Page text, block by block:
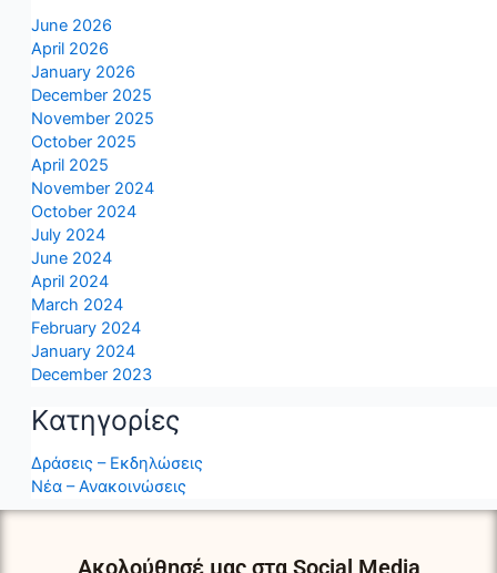
June 2026
April 2026
January 2026
December 2025
November 2025
October 2025
April 2025
November 2024
October 2024
July 2024
June 2024
April 2024
March 2024
February 2024
January 2024
December 2023
Kατηγορίες
Δράσεις – Εκδηλώσεις
Νέα – Ανακοινώσεις
Ακολούθησέ μας στα Social Media